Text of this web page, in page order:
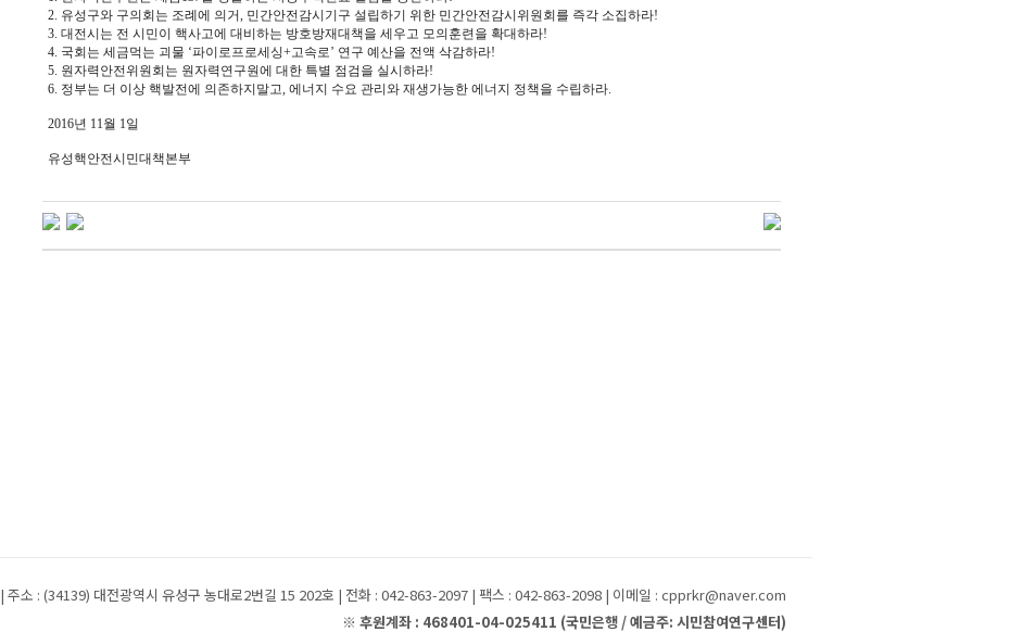
2. 유성구와 구의회는 조례에 의거, 민간안전감시기구 설립하기 위한 민간안전감시위원회를 즉각 소집하라!
3. 대전시는 전 시민이 핵사고에 대비하는 방호방재대책을 세우고 모의훈련을 확대하라!
4. 국회는 세금먹는 괴물 ‘파이로프로세싱+고속로’ 연구 예산을 전액 삭감하라!
5. 원자력안전위원회는 원자력연구원에 대한 특별 점검을 실시하라!
6. 정부는 더 이상 핵발전에 의존하지말고, 에너지 수요 관리와 재생가능한 에너지 정책을 수립하라.
2016년 11월 1일
유성핵안전시민대책본부
| 주소 : (34139) 대전광역시 유성구 농대로2번길 15 202호 | 전화 : 042-863-2097 | 팩스 : 042-863-2098 | 이메일 : cpprkr@naver.com
※ 후원계좌 : 468401-04-025411 (국민은행 / 예금주: 시민참여연구센터)